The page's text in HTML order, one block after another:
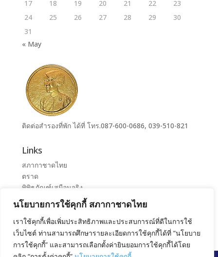
นโยบายการใช้คุกกี้ สภากาชาดไทย
เราใช้คุกกี้เพื่อเพิ่มประสิทธิภาพและประสบการณ์ที่ดีในการใช้
เว็บไซต์ ท่านสามารถศึกษารายละเอียดการใช้คุกกี้ได้ที่ “นโยบาย
การใช้คุกกี้” และสามารถเลือกตั้งค่ายินยอมการใช้คุกกี้ได้โดย
17
18 19 20 21 22
23
24
25 26 27 28 29
30
31
« May
ติดต่อสำรองที่พัก ได้ที่ โทร.087-600-0686, 039-510-821
Links
สภากาชาดไทย
ตราด
พิพิธภัณฑ์เสมือนจริง
ระบบจองห้องศูนย์ราชการุณย์สภากาชาดไทย เขาล้าน
ศูนย์ราชการุณย์ สภากาชาดไทย เขาล้าน